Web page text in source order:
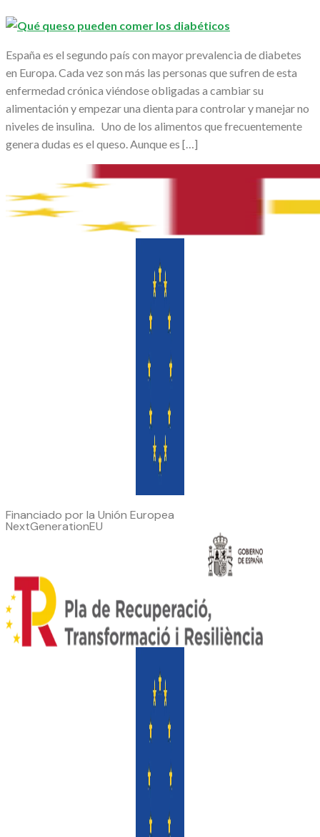
España es el segundo país con mayor prevalencia de diabetes
en Europa. Cada vez son más las personas que sufren de esta
enfermedad crónica viéndose obligadas a cambiar su
alimentación y empezar una dienta para controlar y manejar no
niveles de insulina. Uno de los alimentos que frecuentemente
genera dudas es el queso. Aunque es […]
Financiado por la Unión Europea
NextGenerationEU